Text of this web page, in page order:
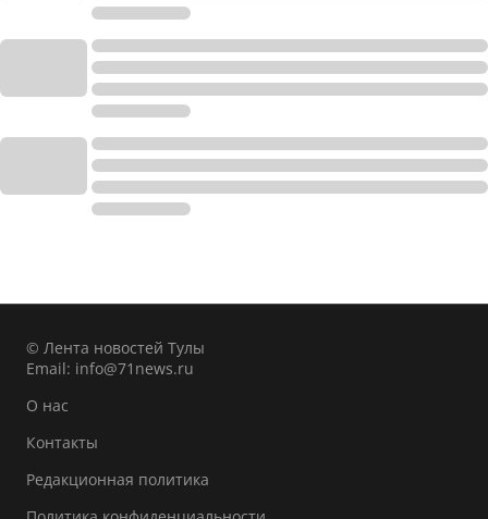
© Лента новостей Тулы
Email: info@71news.ru
О нас
Контакты
Редакционная политика